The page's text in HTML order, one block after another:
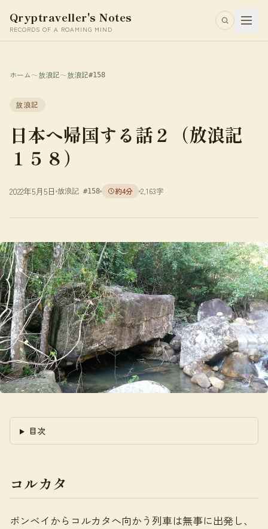
Qryptraveller's Notes
RECORDS OF A ROAMING MIND
ホーム〜放浪記〜放浪記#158
放浪記
日本へ帰国する話２（放浪記
１５８）
2022年5月5日 放浪記 #158 約4分 2,163字
目次
コルカタ
ボンベイからコルカタへ向かう列車は無事に出発し、